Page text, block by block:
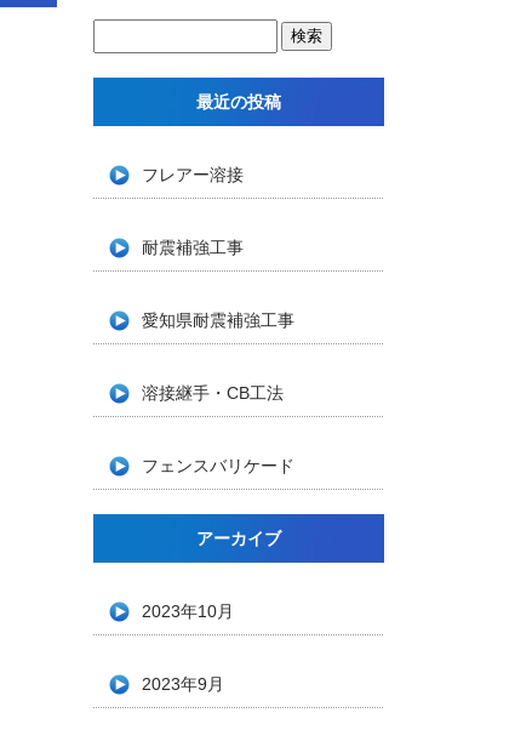
最近の投稿
フレアー溶接
耐震補強工事
愛知県耐震補強工事
溶接継手・CB工法
フェンスバリケード
アーカイブ
2023年10月
2023年9月